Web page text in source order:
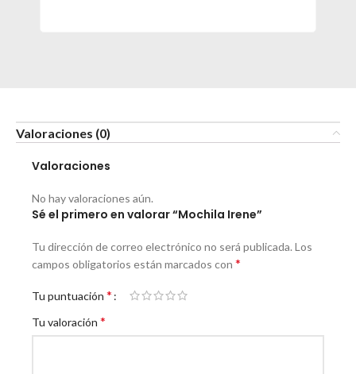
Valoraciones (0)
Valoraciones
No hay valoraciones aún.
Sé el primero en valorar “Mochila Irene”
Tu dirección de correo electrónico no será publicada. Los
campos obligatorios están marcados con *
Tu puntuación *
Tu valoración *